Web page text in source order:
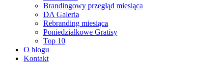
Brandingowy przegląd miesiąca
DA Galeria
Rebranding miesiąca
Poniedziałkowe Gratisy
Top 10
O blogu
Kontakt